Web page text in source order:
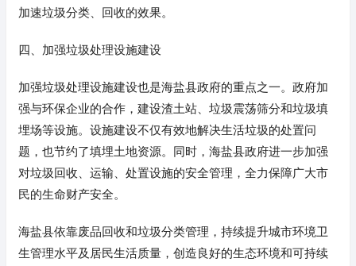
加速垃圾分类、回收的效果。
四、加强垃圾处理设施建设
加强垃圾处理设施建设也是海盐县政府的重点之一。政府加
强与环保企业的合作，建设渣土站、垃圾震荡筛分和垃圾填
埋场等设施。设施建设不仅有效地解决生活垃圾的处置问
题，也节约了填埋土地资源。同时，海盐县政府进一步加强
对垃圾回收、运输、处置设施的安全管理，全力保障广大市
民的生命财产安全。
海盐县依靠废品回收和垃圾分类管理，持续提升城市环境卫
生管理水平及居民生活质量，创造良好的生态环境和可持续